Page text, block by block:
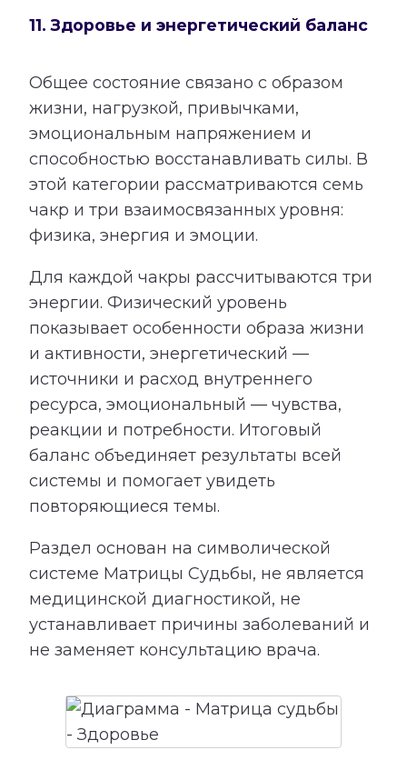
11. Здоровье и энергетический баланс
Общее состояние связано с образом
жизни, нагрузкой, привычками,
эмоциональным напряжением и
способностью восстанавливать силы. В
этой категории рассматриваются семь
чакр и три взаимосвязанных уровня:
физика, энергия и эмоции.
Для каждой чакры рассчитываются три
энергии. Физический уровень
показывает особенности образа жизни
и активности, энергетический —
источники и расход внутреннего
ресурса, эмоциональный — чувства,
реакции и потребности. Итоговый
баланс объединяет результаты всей
системы и помогает увидеть
повторяющиеся темы.
Раздел основан на символической
системе Матрицы Судьбы, не является
медицинской диагностикой, не
устанавливает причины заболеваний и
не заменяет консультацию врача.